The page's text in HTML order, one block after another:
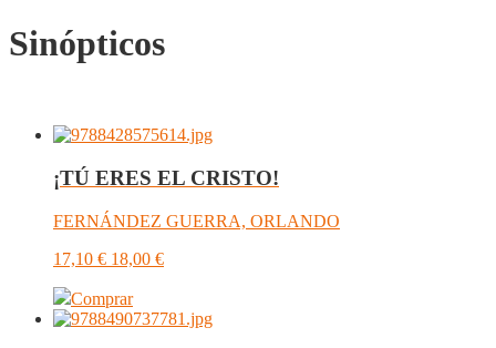
Sinópticos
¡TÚ ERES EL CRISTO!
FERNÁNDEZ GUERRA, ORLANDO
17,10 € 18,00 €
Comprar